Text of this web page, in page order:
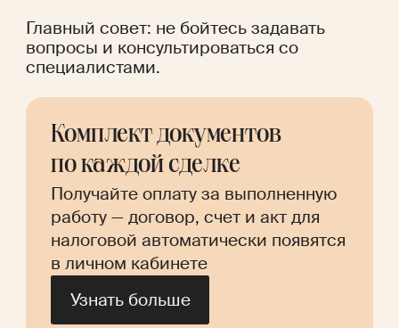
Главный совет: не бойтесь задавать
вопросы и консультироваться со
специалистами.
Комплект документов
по каждой сделке
Получайте оплату за выполненную
работу — договор, счет и акт для
налоговой автоматически появятся
в личном кабинете
Узнать больше